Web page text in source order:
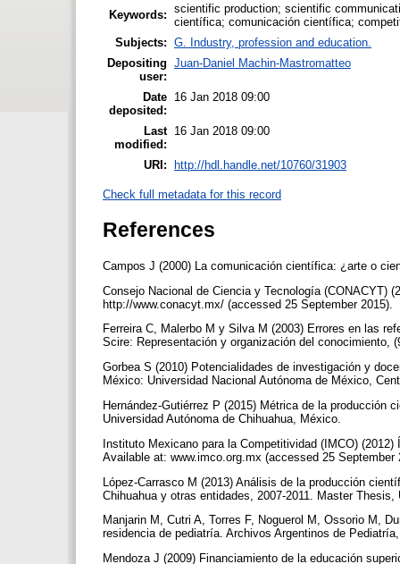
Keywords: scientific production; scientific
científica; comunicación científica;
Subjects: G. Industry, profession and education.
Depositing
user:
Juan-Daniel Machin-Mastromatteo
Date
deposited:
16 Jan 2018 09:00
Last
modified:
16 Jan 2018 09:00
URI: http://hdl.handle.net/10760/31903
Check full metadata for this record
References
Campos J (2000) La comunicación científica: ¿arte o
Consejo Nacional de Ciencia y Tecnología (CONACYT)
http://www.conacyt.mx/ (accessed 25 September 2015).
Ferreira C, Malerbo M y Silva M (2003) Errores en las
Scire: Representación y organización del conocimiento,
Gorbea S (2010) Potencialidades de investigación y
México: Universidad Nacional Autónoma de México,
Hernández-Gutiérrez P (2015) Métrica de la
Universidad Autónoma de Chihuahua, México.
Instituto Mexicano para la Competitividad (IMCO)
Available at: www.imco.org.mx (accessed 25 September
López-Carrasco M (2013) Análisis de la producción
Chihuahua y otras entidades, 2007-2011. Master
Manjarin M, Cutri A, Torres F, Noguerol M, Ossorio M,
residencia de pediatría. Archivos Argentinos de
Mendoza J (2009) Financiamiento de la educación